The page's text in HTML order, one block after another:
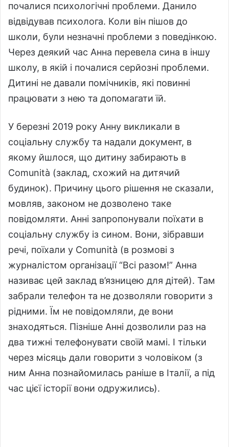
почалися психологічні проблеми. Данило
відвідував психолога. Коли він пішов до
школи, були незначні проблеми з поведінкою.
Через деякий час Анна перевела сина в іншу
школу, в якій і почалися серйозні проблеми.
Дитині не давали помічників, які повинні
працювати з нею та допомагати їй.
У березні 2019 року Анну викликали в
соціальну службу та надали документ, в
якому йшлося, що дитину забирають в
Comunità (заклад, схожий на дитячий
будинок). Причину цього рішення не сказали,
мовляв, законом не дозволено таке
повідомляти. Анні запропонували поїхати в
соціальну службу із сином. Вони, зібравши
речі, поїхали у Comunità (в розмові з
журналістом організації “Всі разом!” Анна
називає цей заклад в’язницею для дітей). Там
забрали телефон та не дозволяли говорити з
рідними. Їм не повідомляли, де вони
знаходяться. Пізніше Анні дозволили раз на
два тижні телефонувати своїй мамі. І тільки
через місяць дали говорити з чоловіком (з
ним Анна познайомилась раніше в Італії, а під
час цієї історії вони одружились).